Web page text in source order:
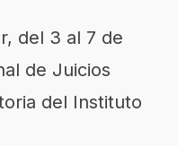
del 3 al 7 de
de Juicios
del Instituto